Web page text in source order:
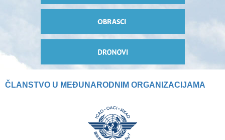
ČLANSTVO U MEĐUNARODNIM ORGANIZACIJAMA